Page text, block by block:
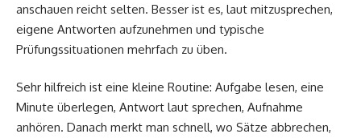
anschauen reicht selten. Besser ist es, laut mitzusprechen,
eigene Antworten aufzunehmen und typische
Prüfungssituationen mehrfach zu üben.
Sehr hilfreich ist eine kleine Routine: Aufgabe lesen, eine
Minute überlegen, Antwort laut sprechen, Aufnahme
anhören. Danach merkt man schnell, wo Sätze abbrechen,